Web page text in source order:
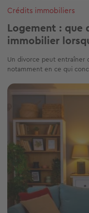
Crédits immobiliers
Logement : que
immobilier
Un divorce peut entraîner
notamment en ce qui
Image